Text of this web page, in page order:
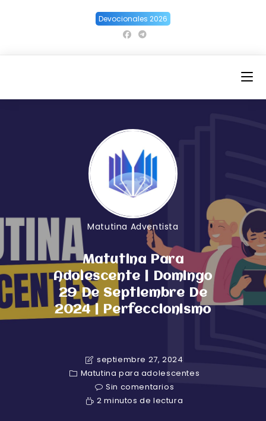
Devocionales 2026
Matutina Adventista
Matutina Para
Adolescente | Domingo
29 De Septiembre De
2024 | Perfeccionismo
septiembre 27, 2024
Matutina para adolescentes
Sin comentarios
2 minutos de lectura